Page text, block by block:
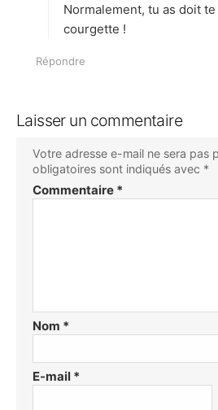
Normalement, tu as doit
courgette !
Répondre
Laisser un commentaire
Votre adresse e-mail ne sera pas
obligatoires sont indiqués avec *
Commentaire *
Nom *
E-mail *